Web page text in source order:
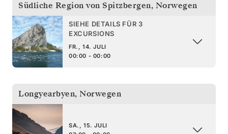
Südliche Region von Spitzbergen, Norwegen
SIEHE DETAILS FÜR 3
EXCURSIONS
FR., 14. JULI
00:00 - 00:00
Longyearbyen, Norwegen
SA., 15. JULI